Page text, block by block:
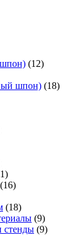
(12)
шпон) (18)
(16)
(18)
(9)
стенды (9)